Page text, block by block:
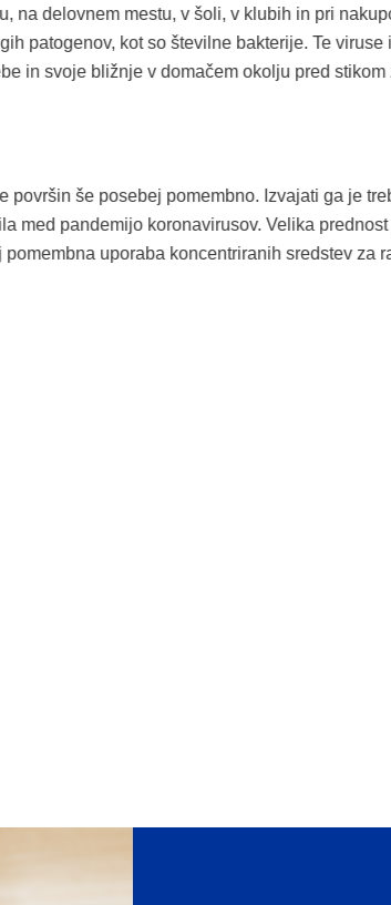
na delovnem mestu, v šoli, v klubih in pri
patogenov, kot so številne bakterije. Te
in svoje bližnje v domačem okolju pred
še posebej pomembno. Izvajati ga je
med pandemijo koronavirusov. Velika
uporaba koncentriranih sredstev za